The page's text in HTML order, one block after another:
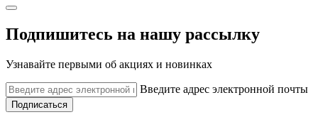
Подпишитесь на нашу рассылку
Узнавайте первыми об акциях и новинках
Введите адрес электронной почты
Подписаться